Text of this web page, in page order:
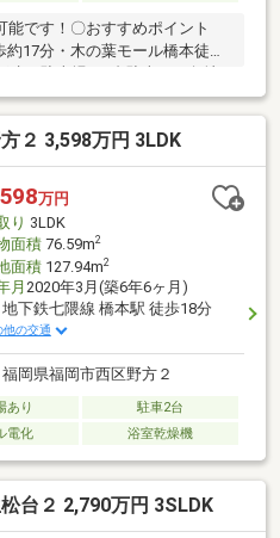
です！〇おすすめポイント
17分・木の葉モール橋本徒歩
建・駐車場は2台駐車可・角地
気乾燥暖房機・食器洗浄乾燥
き機能付き・2階に小屋裏物入
トイレ交換等共立地所 株式会
四丁目1番10号TEL：0120-
当直通：090-8667-8988(土日・
２ 3,598万円 3LDK
万円
り 3LDK
面積76.59m2
面積127.94m2
月 2020年3月(築6年6ヶ月)
地下鉄七隈線 橋本駅 徒歩18分
他の交通
福岡県福岡市西区野方２
あり
駐車2台
電化 浴室乾燥機
台２ 2,790万円 3SLDK